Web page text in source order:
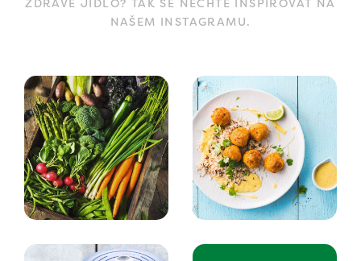
ZDRAVÉ JÍDLO? TAK SE NECHTE INSPIROVAT NA
NAŠEM INSTAGRAMU.